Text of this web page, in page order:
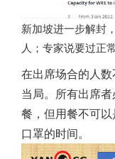
新加坡进一步解封
人；专家说要过正
在出席场合的人
当局。所有出席
餐，但用餐不可
口罩的时间。